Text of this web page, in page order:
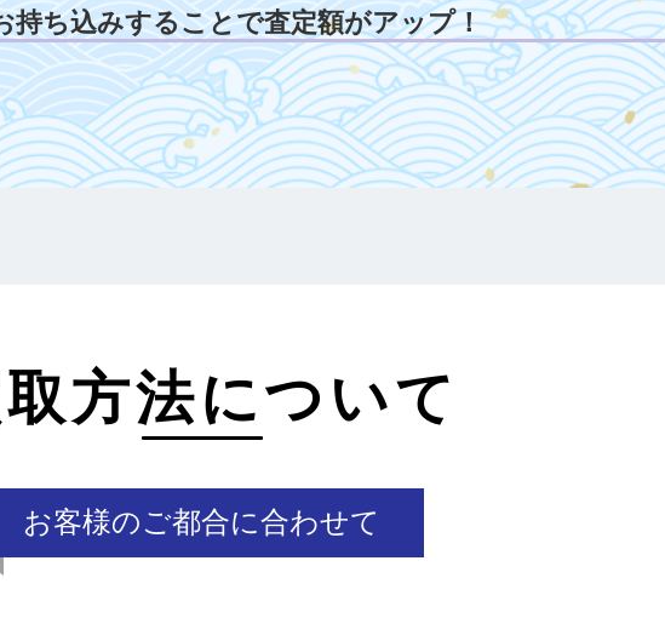
持ち込みすることで査定額がアップ！
方法について
お客様のご都合に合わせて